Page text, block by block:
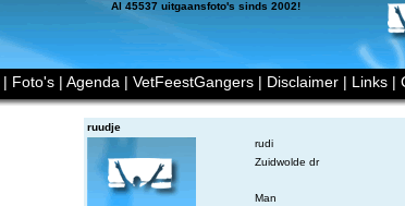
Al 45537 uitgaansfoto's sinds 2002!
| Foto's | Agenda | VetFeestGangers | Disclaimer | Links |
ruudje
rudi
Zuidwolde dr
Man